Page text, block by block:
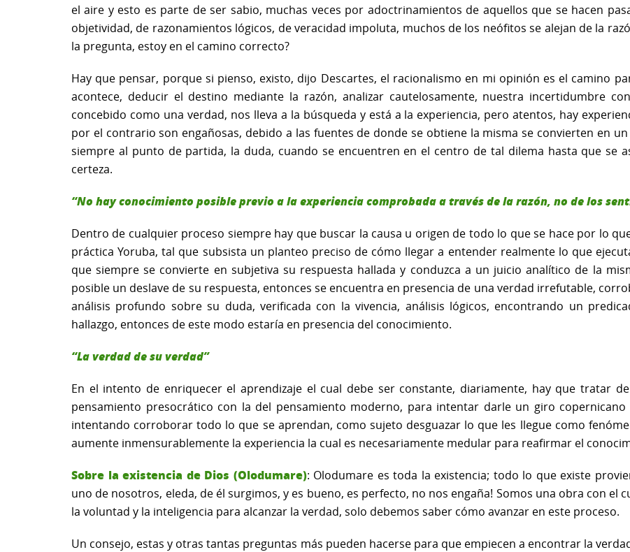
el aire y esto es parte de ser sabio, muchas veces por adoctrinamientos de aquellos que se hacen
objetividad, de razonamientos lógicos, de veracidad impoluta, muchos de los neófitos se alejan de la
la pregunta, estoy en el camino correcto?
Hay que pensar, porque si pienso, existo, dijo Descartes, el racionalismo en mi opinión es el camino
acontece, deducir el destino mediante la razón, analizar cautelosamente, nuestra incertidumbre
concebido como una verdad, nos lleva a la búsqueda y está a la experiencia, pero atentos, hay
por el contrario son engañosas, debido a las fuentes de donde se obtiene la misma se convierten en
siempre al punto de partida, la duda, cuando se encuentren en el centro de tal dilema hasta que se
certeza.
“No hay conocimiento posible previo a la experiencia comprobada a través de la razón, no de los
Dentro de cualquier proceso siempre hay que buscar la causa u origen de todo lo que se hace por lo
práctica Yoruba, tal que subsista un planteo preciso de cómo llegar a entender realmente lo que
que siempre se convierte en subjetiva su respuesta hallada y conduzca a un juicio analítico de la
posible un deslave de su respuesta, entonces se encuentra en presencia de una verdad irrefutable,
análisis profundo sobre su duda, verificada con la vivencia, análisis lógicos, encontrando un
hallazgo, entonces de este modo estaría en presencia del conocimiento.
“La verdad de su verdad”
En el intento de enriquecer el aprendizaje el cual debe ser constante, diariamente, hay que tratar
pensamiento presocrático con la del pensamiento moderno, para intentar darle un giro
intentando corroborar todo lo que se aprendan, como sujeto desguazar lo que les llegue como
aumente inmensurablemente la experiencia la cual es necesariamente medular para reafirmar el
Sobre la existencia de Dios (Olodumare): Olodumare es toda la existencia; todo lo que existe
uno de nosotros, eleda, de él surgimos, y es bueno, es perfecto, no nos engaña! Somos una obra con el
la voluntad y la inteligencia para alcanzar la verdad, solo debemos saber cómo avanzar en este proceso.
Un consejo, estas y otras tantas preguntas más pueden hacerse para que empiecen a encontrar la